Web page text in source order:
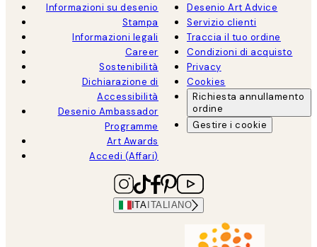
Informazioni su desenio
Stampa
Informazioni legali
Career
Sostenibilità
Dichiarazione di
Accessibilità
Desenio Ambassador
Programme
Art Awards
Accedi (Affari)
Desenio Art Advice
Servizio clienti
Traccia il tuo ordine
Condizioni di acquisto
Privacy
Cookies
Richiesta annullamento
ordine
Gestire i cookie
ITA ITALIANO